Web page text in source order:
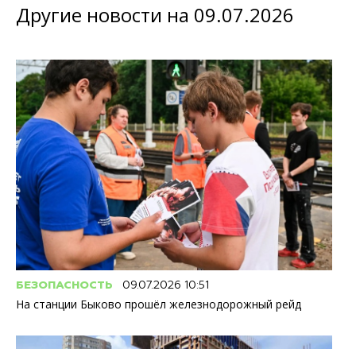
Другие новости на 09.07.2026
БЕЗОПАСНОСТЬ 09.07.2026 10:51
На станции Быково прошёл железнодорожный рейд